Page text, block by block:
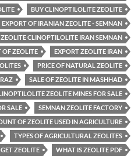
BUY CLINOPTILOLITE ZEOLITE
EXPORT OF IRANIAN ZEOLITE - SEMNAN
CLINOPTILOLITE IRAN SEMNAN
EXPORT ZEOLITE IRAN
OF ZEOLITE
PRICE OF NATURAL ZEOLITE
SALE OF ZEOLITE IN MASHHAD
ZEOLITE MINES FOR SALE
SEMNAN ZEOLITE FACTORY
SALE
OF ZEOLITE USED IN AGRICULTURE
TYPES OF AGRICULTURAL ZEOLITES
WHAT IS ZEOLITE PDF
ZEOLITE?